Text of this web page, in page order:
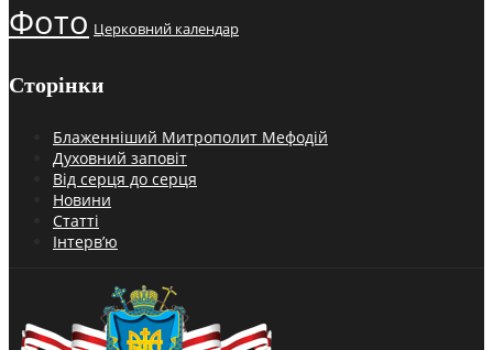
Фото Церковний календар
Сторінки
Блаженніший Митрополит Мефодій
Духовний заповіт
Від серця до серця
Новини
Статті
Інтерв’ю